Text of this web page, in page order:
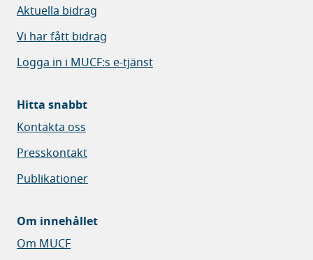
Aktuella bidrag
Vi har fått bidrag
Logga in i MUCF:s e-tjänst
Hitta snabbt
Kontakta oss
Presskontakt
Publikationer
Om innehållet
Om MUCF